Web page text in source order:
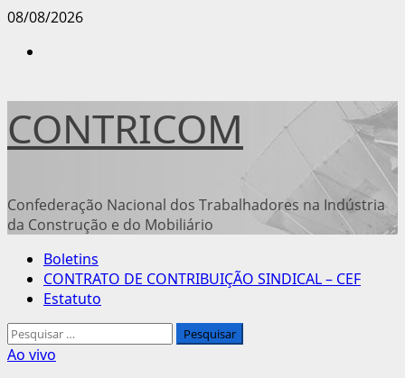
Avançar
08/08/2026
CONTRICOM
Confederação Nacional dos Trabalhadores na Indústria
da Construção e do Mobiliário
Menu
principal
Boletins
CONTRATO DE CONTRIBUIÇÃO SINDICAL – CEF
Estatuto
Pesquisar
por:
Ao vivo